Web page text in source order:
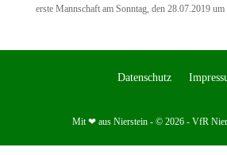
erste Mannschaft am Sonntag, den 28.07.2019
Datenschutz
Mit ❤ aus Nierstein - © 2026 - VfR